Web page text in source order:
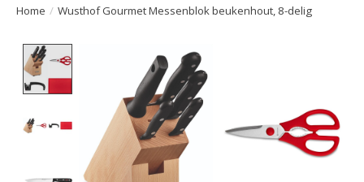
Home / Wusthof Gourmet Messenblok beukenhout, 8-delig
Product image slideshow Items